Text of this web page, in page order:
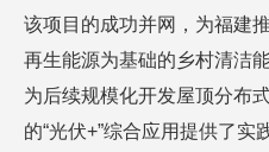
该项目的成功并网，为福建
再生能源为基础的乡村清洁
为后续规模化开发屋顶分布
的“光伏+”综合应用提供了实